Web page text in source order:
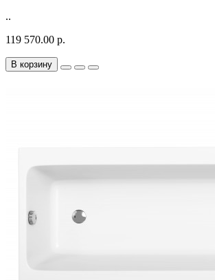
..
119 570.00 р.
В корзину